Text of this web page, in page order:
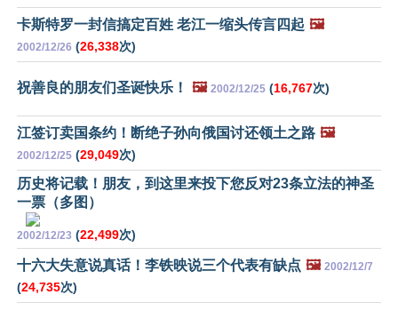
卡斯特罗一封信搞定百姓 老江一缩头传言四起 🖼️
2002/12/26 (26,338次)
祝善良的朋友们圣诞快乐！ 🖼️ 2002/12/25 (16,767次)
江签订卖国条约！断绝子孙向俄国讨还领土之路 🖼️
2002/12/25 (29,049次)
历史将记载！朋友，到这里来投下您反对23条立法的神圣
一票（多图）
2002/12/23 (22,499次)
十六大失意说真话！李铁映说三个代表有缺点 🖼️ 2002/12/7
(24,735次)